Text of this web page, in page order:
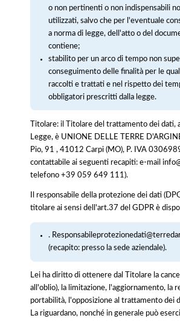
o non pertinenti o non indispensabili
utilizzati, salvo che per l'eventuale
a norma di legge, dell'atto o del
contiene;
stabilito per un arco di tempo non
conseguimento delle finalità per le
raccolti e trattati e nel rispetto dei
obbligatori prescritti dalla legge.
Titolare: il Titolare del trattamento dei dati,
Legge, è UNIONE DELLE TERRE
Pio, 91 , 41012 Carpi (MO), P. IVA
contattabile ai seguenti recapiti: e-mail
telefono +39 059 649 111).
Il responsabile della protezione dei dati
titolare ai sensi dell'art.37 del GDPR è
.
(recapito: presso la sede aziendale).
Lei ha diritto di ottenere dal Titolare la
all'oblio), la limitazione, l'aggiornamento, la
portabilità, l'opposizione al trattamento dei
La riguardano, nonché in generale può